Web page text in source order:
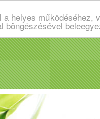
helyes
böngészésével